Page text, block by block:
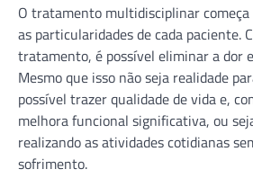
O tratamento multidisciplinar
as particularidades de cada paciente.
tratamento, é possível eliminar a dor
Mesmo que isso não seja realidade
possível trazer qualidade de vida e,
melhora funcional significativa, ou
realizando as atividades cotidianas
sofrimento.